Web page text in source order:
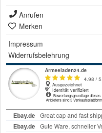
Anrufen
Merken
Impressum
Widerrufsbelehrung